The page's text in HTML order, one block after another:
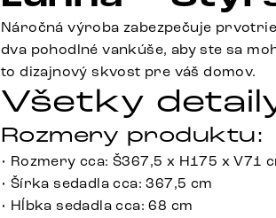
Náročná výroba zabezpečuje
dva pohodlné vankúše, aby ste sa
to dizajnový skvost pre váš domov.
Všetky
Rozmery produktu:
• Rozmery cca: Š367,5 x H175 x V71
• Šírka sedadla cca: 367,5 cm
• Hĺbka sedadla cca: 68 cm